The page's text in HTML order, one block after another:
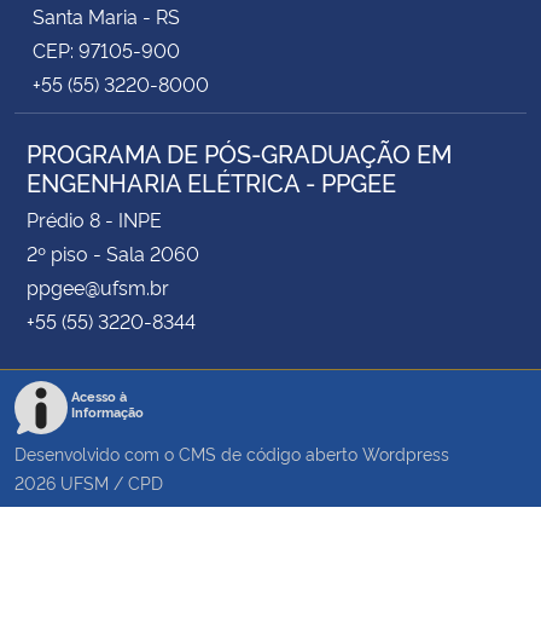
Santa Maria - RS
CEP: 97105-900
+55 (55) 3220-8000
PROGRAMA DE PÓS-GRADUAÇÃO EM
ENGENHARIA ELÉTRICA - PPGEE
Prédio 8 - INPE
2º piso - Sala 2060
ppgee@ufsm.br
+55 (55) 3220-8344
Acesso à
Informação
Desenvolvido com o CMS de código aberto Wordpress
2026 UFSM / CPD